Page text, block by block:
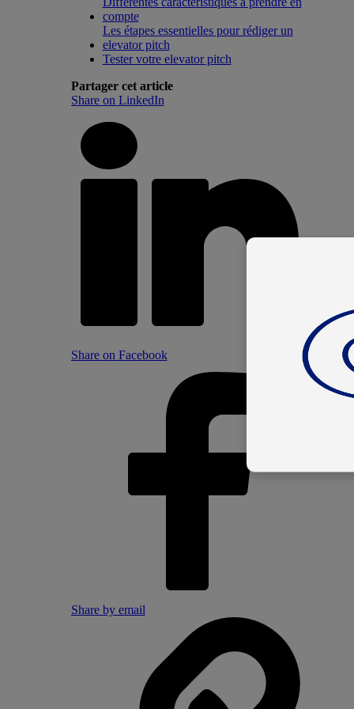
compte
Les étapes essentielles pour rédiger un
elevator pitch
Tester votre elevator pitch
Partager cet article
Share on LinkedIn
Share on Facebook
Share by email